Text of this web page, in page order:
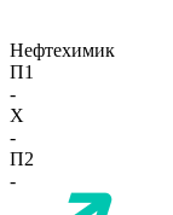
Нефтехимик
П1
-
X
-
П2
-